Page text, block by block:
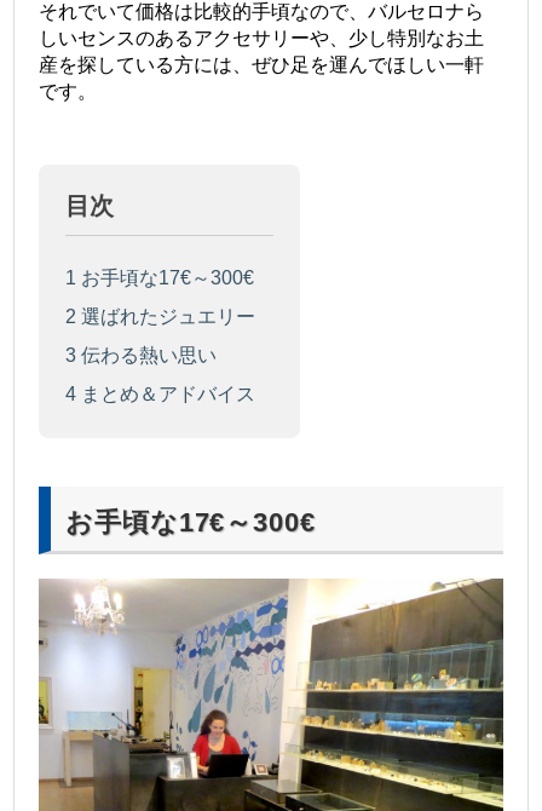
それでいて価格は比較的手頃なので、バルセロナら
しいセンスのあるアクセサリーや、少し特別なお土
産を探している方には、ぜひ足を運んでほしい一軒
です。
目次
1 お手頃な17€～300€
2 選ばれたジュエリー
3 伝わる熱い思い
4 まとめ＆アドバイス
お手頃な17€～300€